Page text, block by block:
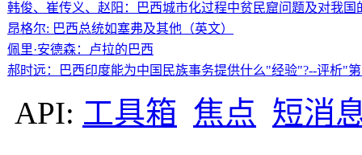
韩俊、崔传义、赵阳：巴西城市化过程中贫民窟问题及对我国
昂格尔: 巴西总统如塞弗及其他（英文）
佩里·安德森：卢拉的巴西
郝时远：巴西印度能为中国民族事务提供什么"经验"?--评析"
API: 工具箱 焦点 短消